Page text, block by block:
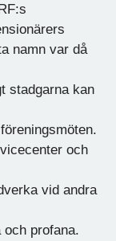
namn var då
stadgarna kan
och
vid andra
profana.